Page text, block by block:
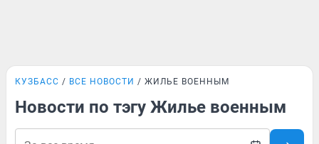
КУЗБАСС ВСЕ НОВОСТИ ЖИЛЬЕ ВОЕННЫМ
Новости по тэгу Жилье военным